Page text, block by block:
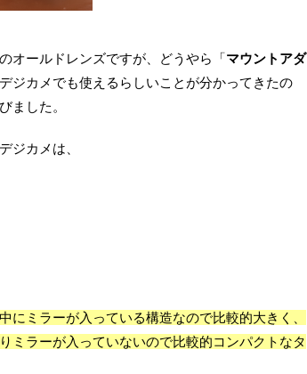
オールドレンズですが、どうやら「マウントアダ
ジカメでも使えるらしいことが分かってきたの
ました。
ジカメは、
にミラーが入っている構造なので比較的大きく、
ミラーが入っていないので比較的コンパクトなタ